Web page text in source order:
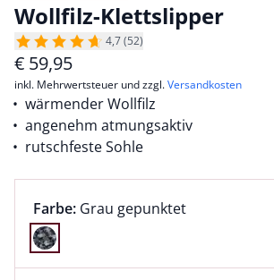
Wollfilz-Klettslipper
4,7 (52)
€ 59,95
inkl. Mehrwertsteuer und zzgl.Versandkosten
wärmender Wollfilz
angenehm atmungsaktiv
rutschfeste Sohle
Farbauswahl:
Farbe: aktuell ausgewählt:
Grau gepunktet
Farbe Grau gepunktet ausgewählt